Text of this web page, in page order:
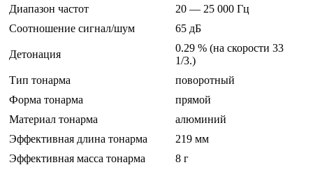
Диапазон частот
20 — 25 000 Гц
Соотношение сигнал/шум
65 дБ
Детонация
0.29 % (на скорости 33
1/3.)
Тип тонарма
поворотный
Форма тонарма
прямой
Материал тонарма
алюминий
Эффективная длина тонарма
219 мм
Эффективная масса тонарма
8 г